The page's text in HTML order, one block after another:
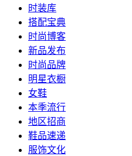
时装库
搭配宝典
时尚博客
新品发布
时尚品牌
明星衣橱
女鞋
本季流行
地区招商
鞋品速递
服饰文化